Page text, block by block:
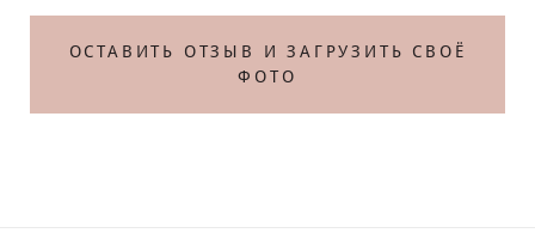
ОСТАВИТЬ ОТЗЫВ И ЗАГРУЗИТЬ СВОЁ
ФОТО